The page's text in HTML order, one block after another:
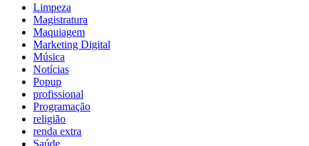
Limpeza
Magistratura
Maquiagem
Marketing Digital
Música
Notícias
Popup
profissional
Programação
religião
renda extra
Saúde